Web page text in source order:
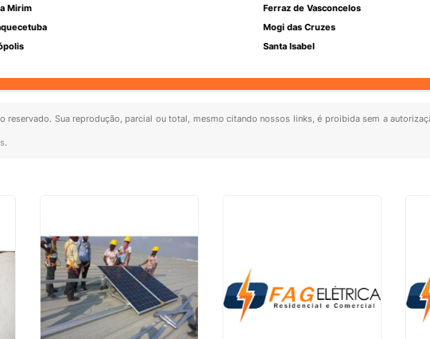
Mirim
Ferraz de Vasconcelos
Mogi das Cruzes
Santa Isabel
reservado. Sua reprodução, parcial ou total, mesmo citando nossos links, é proibida sem a
.